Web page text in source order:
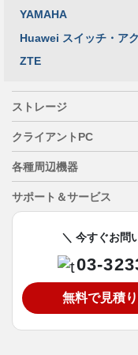
YAMAHA
Huawei スイッチ・ア
ZTE
ストレージ
クライアントPC
各種周辺機器
サポート＆サービス
＼ 今すぐお問
03-
無料で見積